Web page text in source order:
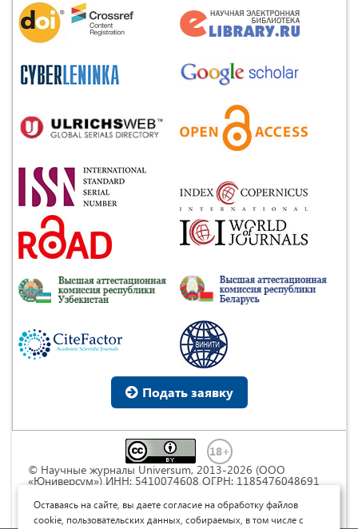
Подать заявку
© Научные журналы Universum, 2013-2026 (ООО
«Юниверсум») ИНН: 5410074608 ОГРН: 1185476048691
Commons « Attribution» («Атрибуция») 4.0
Непортированная
Оставаясь на сайте, вы даете согласие на обработку файлов
cookie, пользовательских данных, собираемых, в том числе с